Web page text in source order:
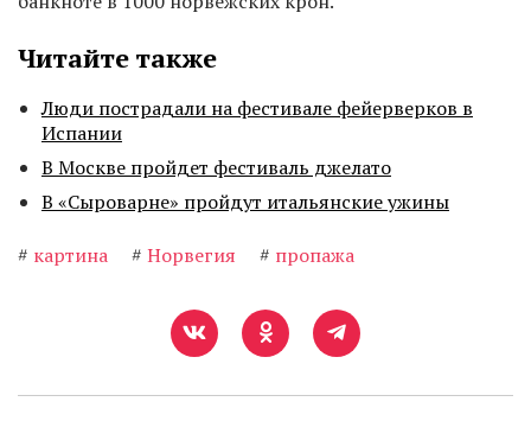
Читайте также
Люди пострадали на фестивале фейерверков в
Испании
В Москве пройдет фестиваль джелато
В «Сыроварне» пройдут итальянские ужины
# картина # Норвегия # пропажа